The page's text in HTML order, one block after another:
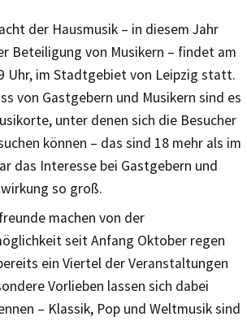
der Hausmusik – in diesem Jahr
Beteiligung von Musikern – findet am
Uhr, im Stadtgebiet von Leipzig statt.
von Gastgebern und Musikern sind es
unter denen sich die Besucher
können – das sind 18 mehr als im
das Interesse bei Gastgebern und
so groß.
machen von der
seit Anfang Oktober regen
ein Viertel der Veranstaltungen
Vorlieben lassen sich dabei
– Klassik, Pop und Weltmusik sind